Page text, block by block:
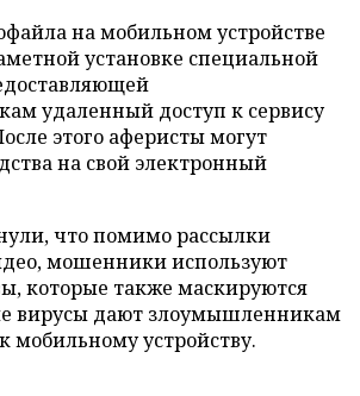
на мобильном устройстве
установке специальной
удаленный доступ к сервису
этого аферисты могут
на свой электронный
что помимо рассылки
мошенники используют
которые также маскируются
вирусы дают злоумышленникам
мобильному устройству.